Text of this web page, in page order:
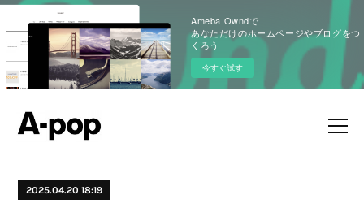
Ameba Owndで
あなただけのホームページやブログをつ
くろう
今すぐ試す
2025.04.20 18:19